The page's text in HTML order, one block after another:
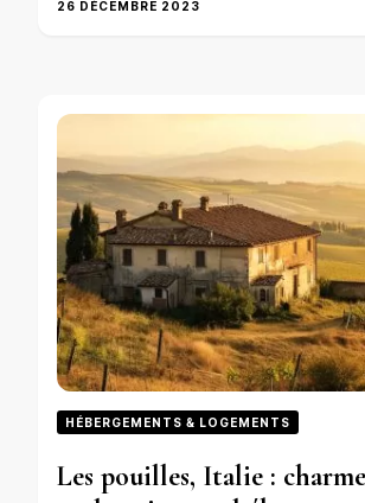
26 DÉCEMBRE 2023
HÉBERGEMENTS & LOGEMENTS
Les pouilles, Italie : charme